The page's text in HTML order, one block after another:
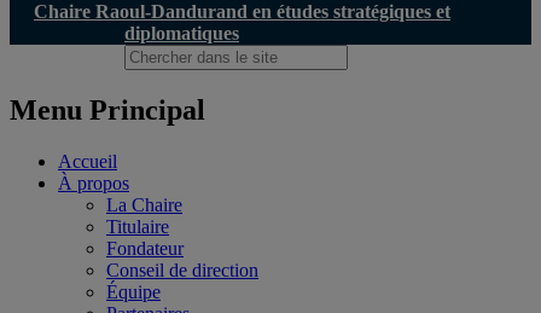
Chaire Raoul-Dandurand en études stratégiques et
diplomatiques
Menu Principal
Accueil
À propos
La Chaire
Titulaire
Fondateur
Conseil de direction
Équipe